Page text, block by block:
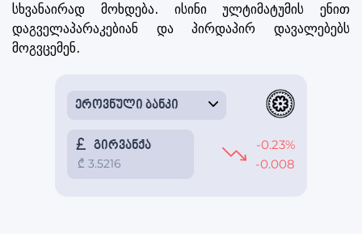
სხვანაირად მოხდება. ისინი ულტიმატუმის ენით
დაგველაპარაკებიან და პირდაპირ დავალებებს
მოგვცემენ.